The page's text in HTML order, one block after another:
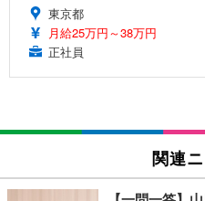
東京都
月給25万円～38万円
正社員
関連